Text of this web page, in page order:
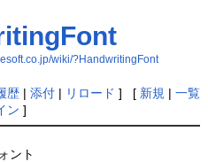
wiki/?HandwritingFont
歴| 添付| リロード ] [ 新規 | 一覧
ン ]
ント